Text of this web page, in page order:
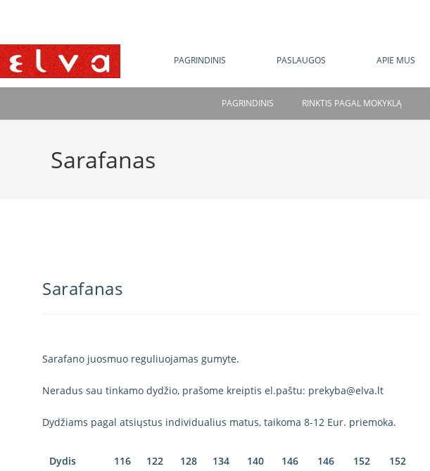
PAGRINDINIS PASLAUGOS APIE MUS
PAGRINDINIS RINKTIS PAGAL MOKYKLĄ
Sarafanas
Sarafanas
Sarafano juosmuo reguliuojamas gumyte.
Neradus sau tinkamo dydžio, prašome kreiptis el.paštu: prekyba@elva.lt
Dydžiams pagal atsiųstus individualius matus, taikoma 8-12 Eur. priemoka.
Dydis 116 122 128 134 140 146
146
152
152